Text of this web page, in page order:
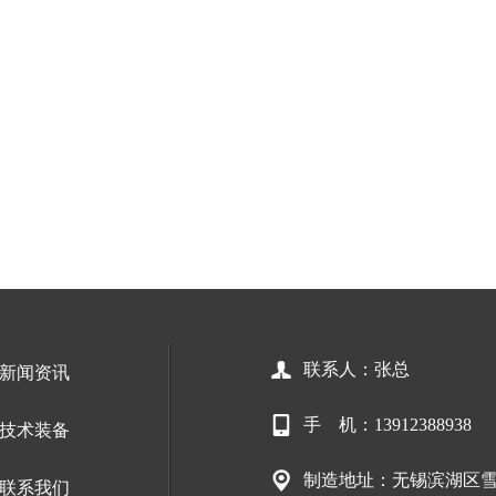
新闻资讯
技术装备
联系我们
联系人：张总
手 机：13912388938
制造地址：无锡滨湖区